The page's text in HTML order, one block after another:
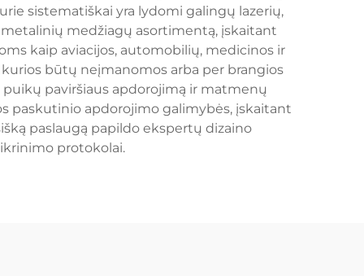
sistematiškai yra lydomi galingų lazerių,
medžiagų asortimentą, įskaitant
kaip aviacijos, automobilių, medicinos ir
būtų neįmanomos arba per brangios
paviršiaus apdorojimą ir matmenų
paskutinio apdorojimo galimybės, įskaitant
paslaugą papildo ekspertų dizaino
protokolai.